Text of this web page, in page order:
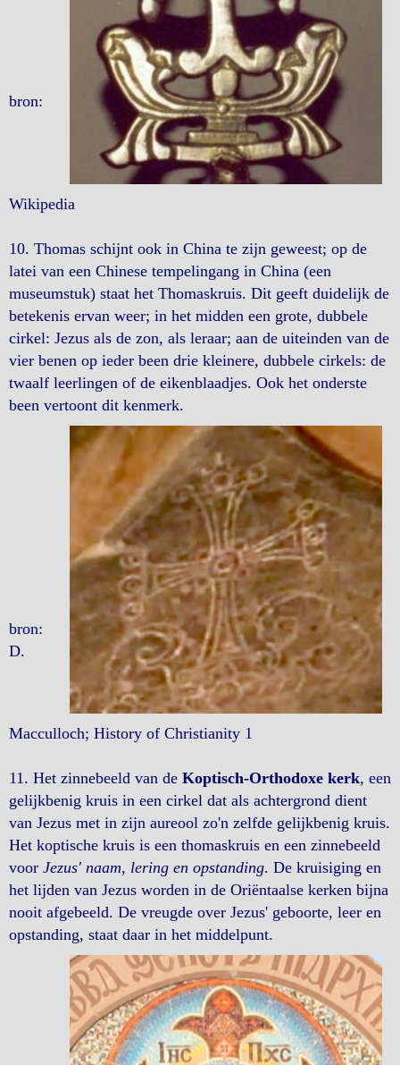
bron:
Wikipedia
10. Thomas schijnt ook in China te zijn geweest; op de
latei van een Chinese tempelingang in China (een
museumstuk) staat het Thomaskruis. Dit geeft duidelijk de
betekenis ervan weer; in het midden een grote, dubbele
cirkel: Jezus als de zon, als leraar; aan de uiteinden van de
vier benen op ieder been drie kleinere, dubbele cirkels: de
twaalf leerlingen of de eikenblaadjes. Ook het onderste
been vertoont dit kenmerk.
bron:
D.
Macculloch; History of Christianity 1
11. Het zinnebeeld van de Koptisch-Orthodoxe kerk, een
gelijkbenig kruis in een cirkel dat als achtergrond dient
van Jezus met in zijn aureool zo'n zelfde gelijkbenig kruis.
Het koptische kruis is een thomaskruis en een zinnebeeld
voor Jezus' naam, lering en opstanding. De kruisiging en
het lijden van Jezus worden in de Oriëntaalse kerken bijna
nooit afgebeeld. De vreugde over Jezus' geboorte, leer en
opstanding, staat daar in het middelpunt.